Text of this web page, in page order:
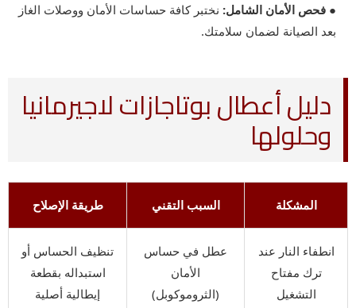
● فحص الأمان الشامل: نختبر كافة حساسات الأمان ووصلات الغاز
بعد الصيانة لضمان سلامتك.
دليل أعطال بوتاجازات لاجيرمانيا
وحلولها
المشكلة السبب التقني طريقة الإصلاح
انطفاء النار عند
ترك مفتاح
التشغيل
عطل في حساس
الأمان
(الثروموكوبل)
تنظيف الحساس أو
استبداله بقطعة
إيطالية أصلية